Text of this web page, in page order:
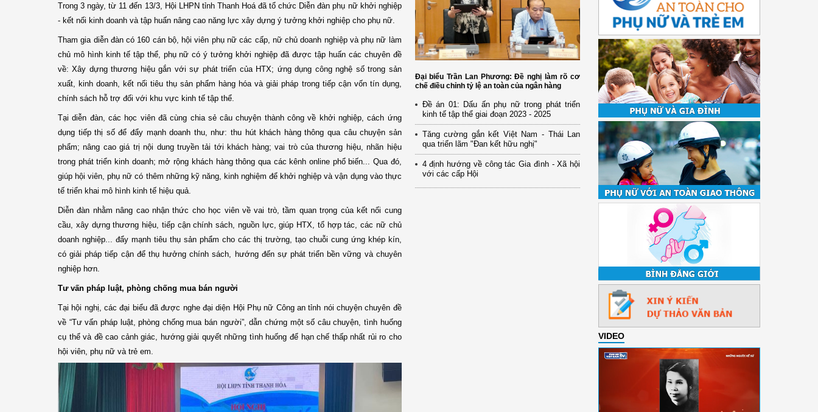
Trong 3 ngày, từ 11 đến 13/3, Hội LHPN tỉnh Thanh Hoá đã tổ chức Diễn đàn phụ nữ khởi nghiệp
- kết nối kinh doanh và tập huấn nâng cao năng lực xây dựng ý tưởng khởi nghiệp cho phụ nữ.
Tham gia diễn đàn có 160 cán bộ, hội viên phụ nữ các cấp, nữ chủ doanh nghiệp và phụ nữ làm
chủ mô hình kinh tế tập thể, phụ nữ có ý tưởng khởi nghiệp đã được tập huấn các chuyên đề
về: Xây dựng thương hiệu gắn với sự phát triển của HTX; ứng dụng công nghệ số trong sản
xuất, kinh doanh, kết nối tiêu thụ sản phẩm hàng hóa và giải pháp trong tiếp cận vốn tín dụng,
chính sách hỗ trợ đối với khu vực kinh tế tập thể.
Tại diễn đàn, các học viên đã cùng chia sẻ câu chuyện thành công về khởi nghiệp, cách ứng
dụng tiếp thị số để đẩy mạnh doanh thu, như: thu hút khách hàng thông qua câu chuyện sản
phẩm; nâng cao giá trị nội dung truyền tải tới khách hàng; vai trò của thương hiệu, nhãn hiệu
trong phát triển kinh doanh; mở rộng khách hàng thông qua các kênh online phổ biến... Qua đó,
giúp hội viên, phụ nữ có thêm những kỹ năng, kinh nghiệm để khởi nghiệp và vận dụng vào thực
tế triển khai mô hình kinh tế hiệu quả.
Diễn đàn nhằm nâng cao nhận thức cho học viên về vai trò, tầm quan trọng của kết nối cung
cầu, xây dựng thương hiệu, tiếp cận chính sách, nguồn lực, giúp HTX, tổ hợp tác, các nữ chủ
doanh nghiệp... đẩy mạnh tiêu thụ sản phẩm cho các thị trường, tạo chuỗi cung ứng khép kín,
có giải pháp tiếp cận để thụ hưởng chính sách, hướng đến sự phát triển bền vững và chuyên
nghiệp hơn.
Tư vấn pháp luật, phòng chống mua bán người
Tại hội nghị, các đại biểu đã được nghe đại diện Hội Phụ nữ Công an tỉnh nói chuyện chuyên đề
về “Tư vấn pháp luật, phòng chống mua bán người”, dẫn chứng một số câu chuyện, tình huống
cụ thể và đề cao cảnh giác, hướng giải quyết những tình huống để hạn chế thấp nhất rủi ro cho
hội viên, phụ nữ và trẻ em.
Đại biểu Trần Lan Phương: Đề nghị làm rõ cơ
chế điều chỉnh tỷ lệ an toàn của ngân hàng
Đề án 01: Dấu ấn phụ nữ trong phát triển
kinh tế tập thể giai đoạn 2023 - 2025
Tăng cường gắn kết Việt Nam - Thái Lan
qua triển lãm "Đan kết hữu nghị"
4 định hướng về công tác Gia đình - Xã hội
với các cấp Hội
VIDEO